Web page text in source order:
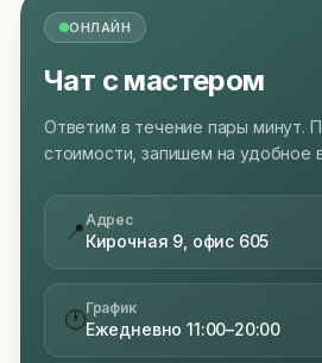
ОНЛАЙН
Чат с мастером
Ответим в течение пары минут.
стоимости, запишем на удобное
📍Адрес
Кирочная 9, офис 605
🕐График
Ежедневно 11:00–20:00